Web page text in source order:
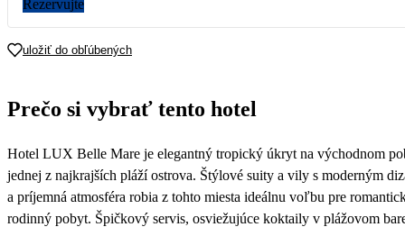
3 281 3 019 2 813
2 807
Rezervujte
uložiť do obľúbených
Prečo si vybrať tento hotel
Hotel LUX Belle Mare je elegantný tropický úkryt na východnom
jednej z najkrajších pláží ostrova. Štýlové suity a vily s moderným
a príjemná atmosféra robia z tohto miesta ideálnu voľbu pre
rodinný pobyt. Špičkový servis, osviežujúce koktaily v plážovom